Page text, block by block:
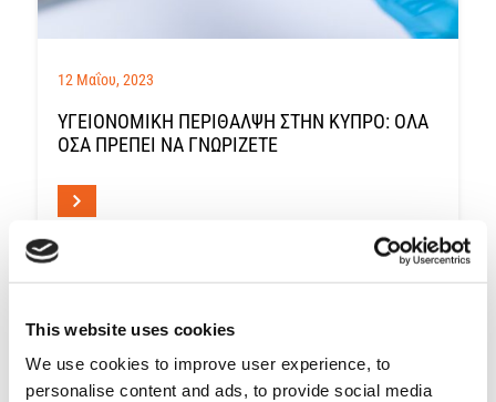
This website uses cookies
We use cookies to improve user experience, to
personalise content and ads, to provide social media
12 Μαΐου, 2023
ΥΓΕΙΟΝΟΜΙΚΉ ΠΕΡΊΘΑΛΨΗ ΣΤΗΝ ΚΎΠΡΟ: ΌΛΑ
ΌΣΑ ΠΡΈΠΕΙ ΝΑ ΓΝΩΡΊΖΕΤΕ